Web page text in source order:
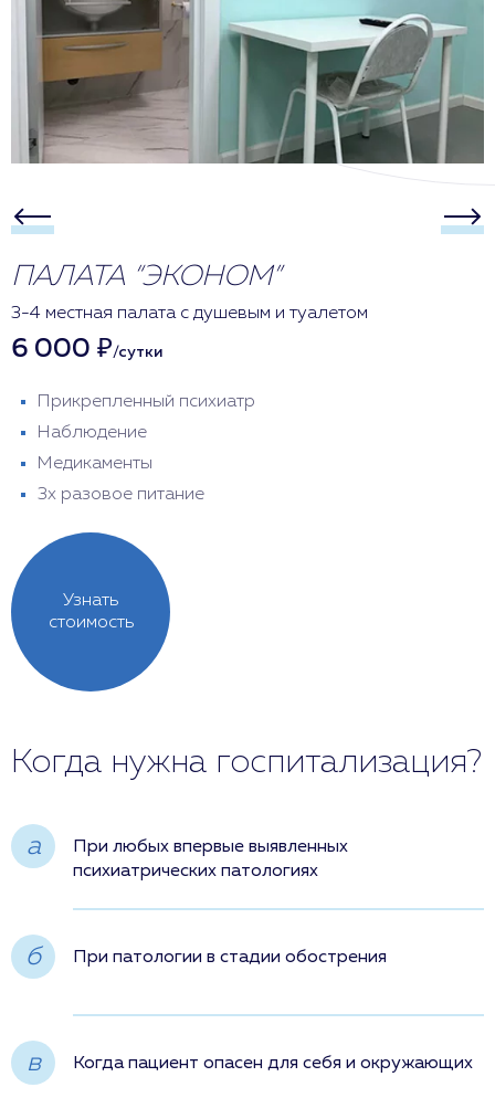
ПАЛАТА “ЭКОНОМ”
3-4 местная палата с душевым и туалетом
6 000 ₽/сутки
Прикрепленный психиатр
Наблюдение
Медикаменты
3х разовое питание
Узнать
стоимость
Когда нужна госпитализация?
a
При любых впервые выявленных
психиатрических патологиях
б При патологии в стадии обострения
в Когда пациент опасен для себя и окружающих